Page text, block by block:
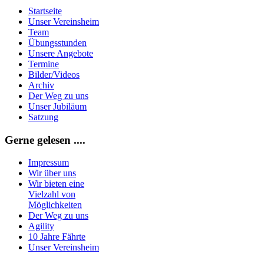
Startseite
Unser Vereinsheim
Team
Übungsstunden
Unsere Angebote
Termine
Bilder/Videos
Archiv
Der Weg zu uns
Unser Jubiläum
Satzung
Gerne gelesen ....
Impressum
Wir über uns
Wir bieten eine
Vielzahl von
Möglichkeiten
Der Weg zu uns
Agility
10 Jahre Fährte
Unser Vereinsheim